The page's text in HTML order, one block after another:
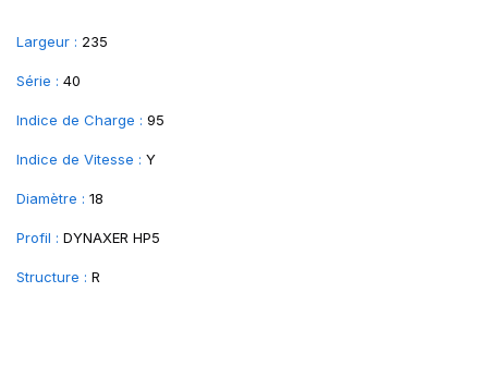
Largeur : 235
Série : 40
Indice de Charge : 95
Indice de Vitesse : Y
Diamètre : 18
Profil : DYNAXER HP5
Structure : R